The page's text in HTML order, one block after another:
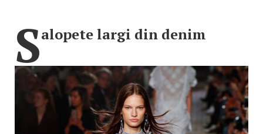
Salopete largi din denim